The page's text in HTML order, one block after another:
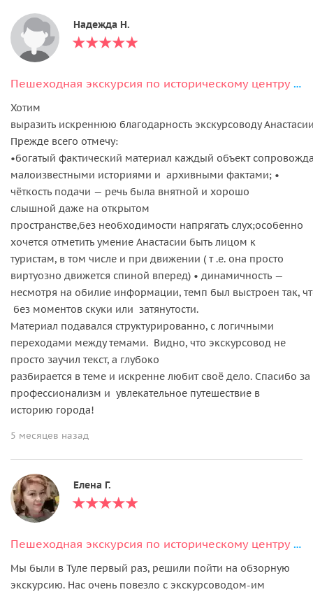
Надежда Н.
Пешеходная экскурсия по историческому центру Тулы + дегустация
Хотим
выразить искреннюю благодарность экскурсоводу
Прежде всего отмечу:
•богатый фактический материал каждый объект
малоизвестными историями и архивными фактами; •
чёткость подачи — речь была внятной и хорошо
слышной даже на открытом
пространстве,без необходимости напрягать слух;особенно
хочется отметить умение Анастасии быть лицом к
туристам, в том числе и при движении ( т .е. она просто
виртуозно движется спиной вперед) • динамичность —
несмотря на обилие информации, темп был выстроен так,
без моментов скуки или затянутости.
Материал подавался структурированно, с логичными
переходами между темами. Видно, что экскурсовод не
просто заучил текст, а глубоко
разбирается в теме и искренне любит своё дело. Спасибо за
профессионализм и увлекательное путешествие в
историю города!
5 месяцев назад
Елена Г.
Пешеходная экскурсия по историческому центру Тулы + дегустация
Мы были в Туле первый раз, решили пойти на обзорную
экскурсию. Нас очень повезло с экскурсоводом-им